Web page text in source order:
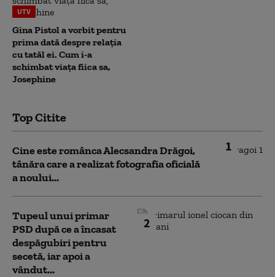
UTV
Gina Pistol a vorbit pentru
prima dată despre relația
cu tatăl ei. Cum i-a
schimbat viața fiica sa,
Josephine
Top Citite
1
Cine este românca Alecsandra Drăgoi,
tânăra care a realizat fotografia oficială
a noului...
2
Tupeul unui primar
PSD după ce a încasat
despăgubiri pentru
secetă, iar apoi a
vândut...